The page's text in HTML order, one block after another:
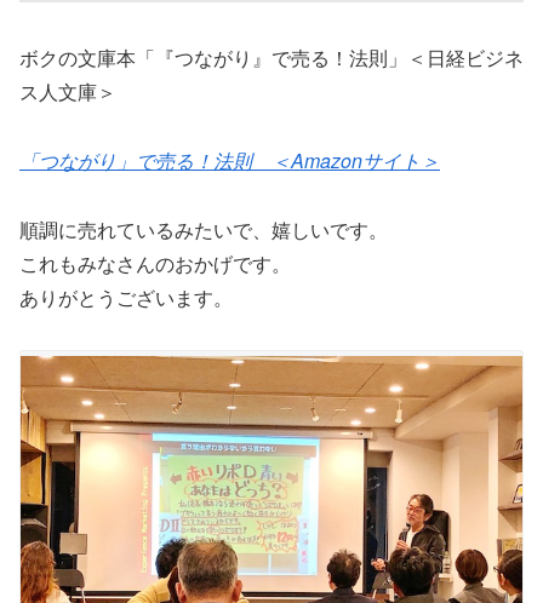
ボクの文庫本「『つながり』で売る！法則」＜日経ビジネ
ス人文庫＞
「つながり」で売る！法則 ＜Amazonサイト＞
順調に売れているみたいで、嬉しいです。
これもみなさんのおかげです。
ありがとうございます。